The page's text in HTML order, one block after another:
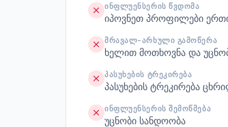
ᲘᲜᲤᲚᲣᲔᲜᲡᲔᲠᲘᲡ ᲬᲕᲓᲝᲛᲐ
იპოვნეთ პროფილები
ᲛᲠᲐᲕᲐᲚ-ᲐᲠᲮᲣᲚᲘ ᲒᲐᲛᲝᲬᲔᲠᲐ
ხელით მოთხოვნა და
ᲞᲐᲡᲣᲮᲔᲑᲘᲡ ᲢᲠᲔᲙᲘᲠᲔᲑᲐ
პასუხების ტრეკირება
ᲘᲜᲤᲚᲣᲔᲜᲡᲔᲠᲘᲡ ᲨᲔᲛᲝᲬᲛᲔᲑᲐ
უცნობი სანდოობა